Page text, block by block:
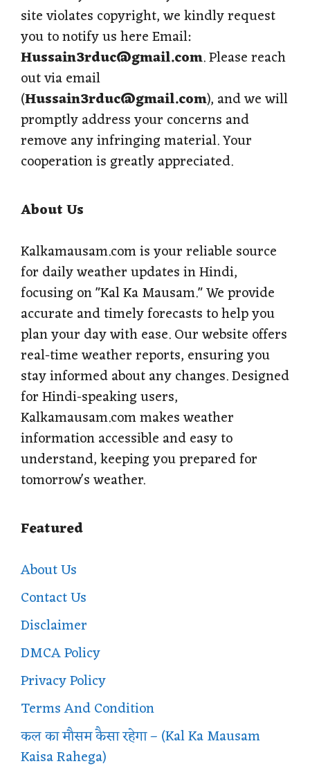
site violates copyright, we kindly request
you to notify us here Email:
Hussain3rduc@gmail.com. Please reach
out via email
(Hussain3rduc@gmail.com), and we will
promptly address your concerns and
remove any infringing material. Your
cooperation is greatly appreciated.
About Us
Kalkamausam.com is your reliable source
for daily weather updates in Hindi,
focusing on "Kal Ka Mausam." We provide
accurate and timely forecasts to help you
plan your day with ease. Our website offers
real-time weather reports, ensuring you
stay informed about any changes. Designed
for Hindi-speaking users,
Kalkamausam.com makes weather
information accessible and easy to
understand, keeping you prepared for
tomorrow's weather.
Featured
About Us
Contact Us
Disclaimer
DMCA Policy
Privacy Policy
Terms And Condition
कल का मौसम कैसा रहेगा – (Kal Ka Mausam
Kaisa Rahega)